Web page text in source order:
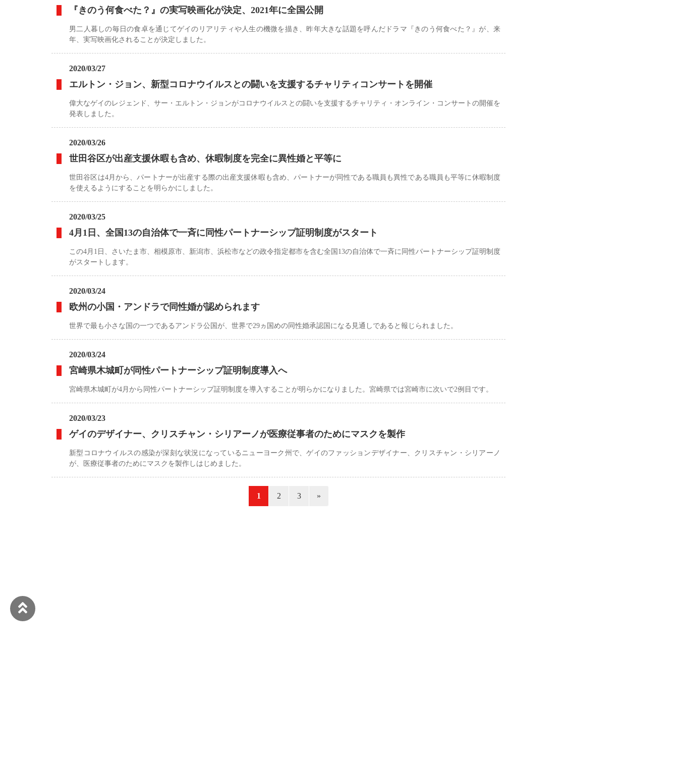
『きのう何食べた？』の実写映画化が決定、2021年に全国公開
男二人暮しの毎日の食卓を通じてゲイのリアリティや人生の機微を描き、昨年大きな話題を呼んだドラマ『きのう何食べた？』が、来
年、実写映画化されることが決定しました。
2020/03/27
エルトン・ジョン、新型コロナウイルスとの闘いを支援するチャリティコンサートを開催
偉大なゲイのレジェンド、サー・エルトン・ジョンがコロナウイルスとの闘いを支援するチャリティ・オンライン・コンサートの開催を
発表しました。
2020/03/26
世田谷区が出産支援休暇も含め、休暇制度を完全に異性婚と平等に
世田谷区は4月から、パートナーが出産する際の出産支援休暇も含め、パートナーが同性である職員も異性である職員も平等に休暇制度
を使えるようにすることを明らかにしました。
2020/03/25
4月1日、全国13の自治体で一斉に同性パートナーシップ証明制度がスタート
この4月1日、さいたま市、相模原市、新潟市、浜松市などの政令指定都市を含む全国13の自治体で一斉に同性パートナーシップ証明制度
がスタートします。
2020/03/24
欧州の小国・アンドラで同性婚が認められます
世界で最も小さな国の一つであるアンドラ公国が、世界で29ヵ国めの同性婚承認国になる見通しであると報じられました。
2020/03/24
宮崎県木城町が同性パートナーシップ証明制度導入へ
宮崎県木城町が4月から同性パートナーシップ証明制度を導入することが明らかになりました。宮崎県では宮崎市に次いで2例目です。
2020/03/23
ゲイのデザイナー、クリスチャン・シリアーノが医療従事者のためにマスクを製作
新型コロナウイルスの感染が深刻な状況になっているニューヨーク州で、ゲイのファッションデザイナー、クリスチャン・シリアーノ
が、医療従事者のためにマスクを製作しはじめました。
1 2 3 »